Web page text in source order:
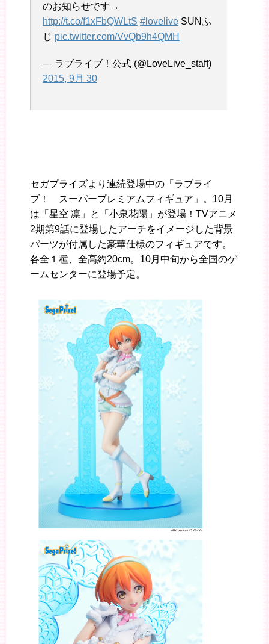
のお知らせです→
http://t.co/f1xFbQWLtS #lovelive SUNふ
じ pic.twitter.com/VvQb9h4QMH
— ラブライブ！公式 (@LoveLive_staff)
2015, 9月 30
セガプライズより連続登場中の「ラブライ
ブ！ スーパープレミアムフィギュア」。10月
は「星空 凛」と「小泉花陽」が登場！TVアニメ
2期第9話に登場したアーチをイメージした背景
パーツが付属した豪華仕様のフィギュアです。
各全１種、全高約20cm。10月中旬から全国のゲ
ームセンターに登場予定。